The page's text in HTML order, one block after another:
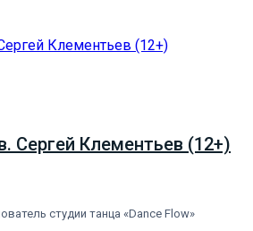
Сергей Клементьев (12+)
студии танца «Dance Flow»